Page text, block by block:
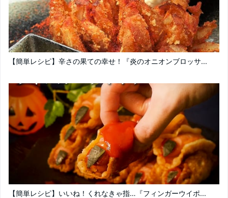
【簡単レシピ】辛さの果ての幸せ！『炎のオニオンブロッサ...
【簡単レシピ】いいね！くれなきゃ指…『フィンガーウイポ...